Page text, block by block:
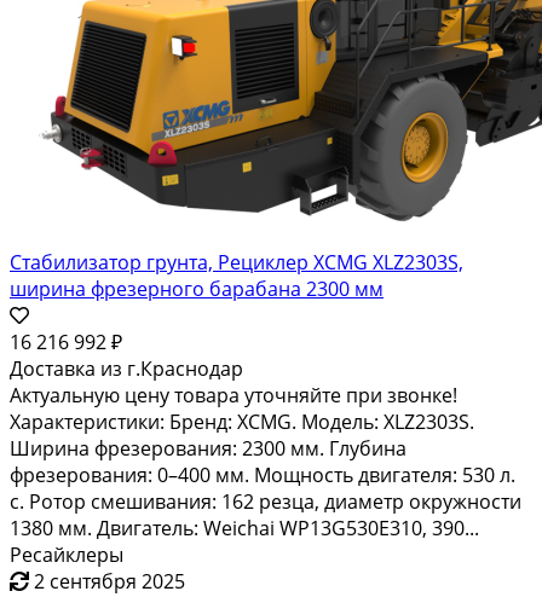
Стабилизатор грунта, Рециклер XCMG XLZ2303S,
ширина фрезерного барабана 2300 мм
16 216 992 ₽
Доставка из г.Краснодар
Актуальную цену товара уточняйте при звонке!
Характеристики: Бренд: XCMG. Модель: XLZ2303S.
Ширина фрезерования: 2300 мм. Глубина
фрезерования: 0–400 мм. Мощность двигателя: 530 л.
с. Ротор смешивания: 162 резца, диаметр окружности
1380 мм. Двигатель: Weichai WP13G530E310, 390...
Ресайклеры
2 сентября 2025